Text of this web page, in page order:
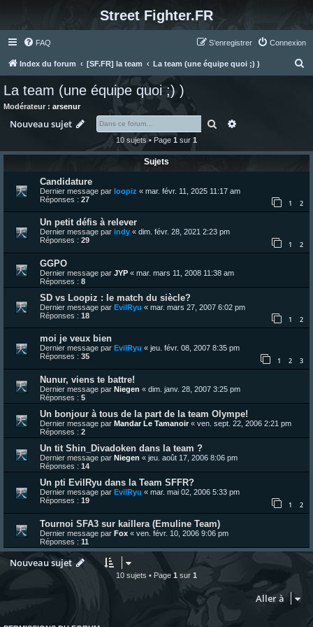
Street Fighter.FR
FAQ Connexion
S’enregistrer
Index du forum [SF.FR] la team La team (une équipe quoi ;) )
r
La team (une équipe quoi ;) )
Modérateur : arsenur
Nouveau sujet Rechercher
10 sujets • Page 1 sur 1
Sujets
Candidature
Dernier message par loopiz « mar. févr. 11, 2025 11:17 am
Réponses : 27 1 2
Un petit défis à relever
Dernier message par indy « dim. févr. 28, 2021 2:23 pm
Réponses : 29 1 2
GGPO
Dernier message par JYP « mar. mars 11, 2008 11:38 am
Réponses : 8
SD vs Loopiz : le match du siècle?
Dernier message par EvilRyu « mar. mars 27, 2007 6:02 pm
Réponses : 18 1 2
moi je veux bien
Dernier message par EvilRyu « jeu. févr. 08, 2007 8:35 pm
Réponses : 35 1 2 3
Nunur, viens te battre!
Dernier message par Niegen « dim. janv. 28, 2007 3:25 pm
Réponses : 5
Un bonjour à tous de la part de la team Olympe!
Dernier message par Mandar Le Tamanoir« ven. sept. 22, 2006 2:21 pm
Réponses : 2
Un tit Shin_Divadoken dans la team ?
Dernier message par Niegen « jeu. août 17, 2006 8:06 pm
Réponses : 14
Un pti EvilRyu dans la Team SFFR?
Dernier message par EvilRyu « mar. mai 02, 2006 5:33 pm
Réponses : 19 1 2
Tournoi SFA3 sur kaillera (Emuline Team)
Dernier message par Fox « ven. févr. 10, 2006 9:06 pm
Réponses : 11
Nouveau sujet
10 sujets • Page 1 sur 1
Aller à